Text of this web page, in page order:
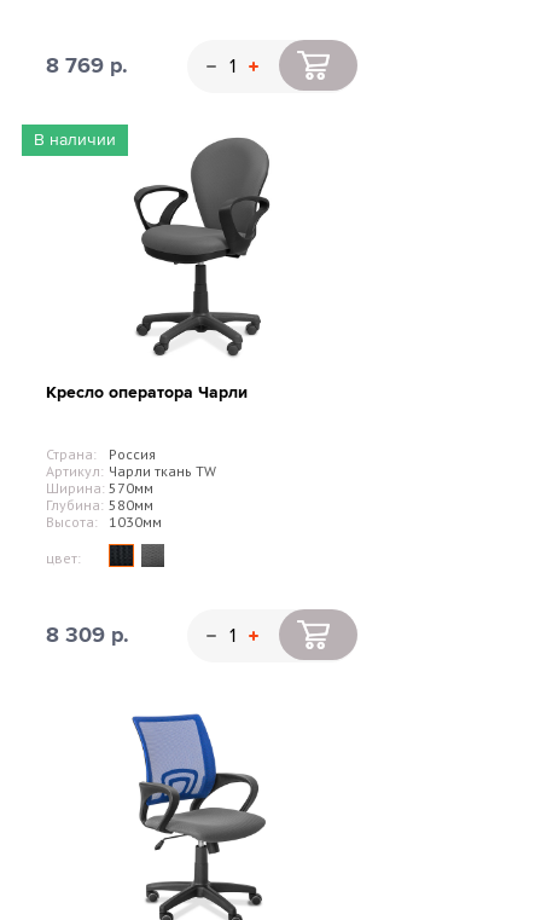
8 769 р.
В наличии
Кресло оператора Чарли
Страна:
Россия
Артикул: Чарли ткань TW
Ширина: 570мм
Глубина: 580мм
Высота:
1030мм
цвет:
8 309 р.